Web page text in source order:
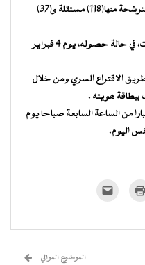
وتتنافس في هذا الاستحقاق (170) لائحة مترشحة منها(118) مستقلة و(37)
وسيجرى الشوط الثاني من هذه الانتخابات، في حالة حصوله، يوم 4 فبراير
الاقتراع السري ومن خلال
ببطاقة هويته .
من الساعة السابعة صباحا يوم
للطباعة
جديدة) الإلكتروني
الموضوع الموالي